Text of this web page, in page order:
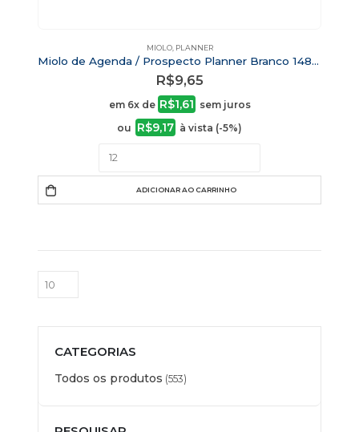
MIOLO, PLANNER
Miolo de Agenda / Prospecto Planner Branco 148×210 mm 75gr – Mod. C
R$9,65
em 6x de R$1,61 sem juros
ou R$9,17 à vista (-5%)
ADICIONAR AO CARRINHO
CATEGORIAS
Todos os produtos (553)